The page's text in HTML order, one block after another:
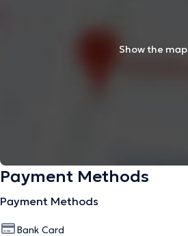
Show the map
Payment Methods
Payment Methods
Bank Card